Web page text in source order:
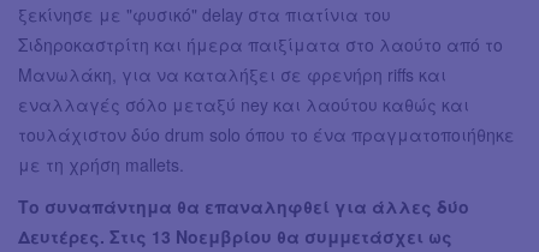
ξεκίνησε με "φυσικό" delay στα πιατίνια του
Σιδηροκαστρίτη και ήμερα παιξίματα στο λαούτο από το
Μανωλάκη, για να καταλήξει σε φρενήρη riffs και
εναλλαγές σόλο μεταξύ ney και λαούτου καθώς και
τουλάχιστον δύο drum solo όπου το ένα πραγματοποιήθηκε
με τη χρήση mallets.
Το συναπάντημα θα επαναληφθεί για άλλες δύο
Δευτέρες. Στις 13 Νοεμβρίου θα συμμετάσχει ως